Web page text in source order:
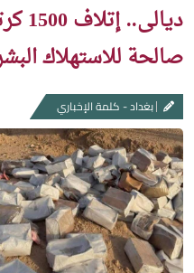
صالحة للاستهلاك
بغداد - كلمة الإخباري